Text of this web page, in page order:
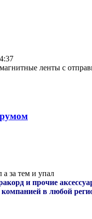
ленты с
а за тем и упал
и прочие
в любой